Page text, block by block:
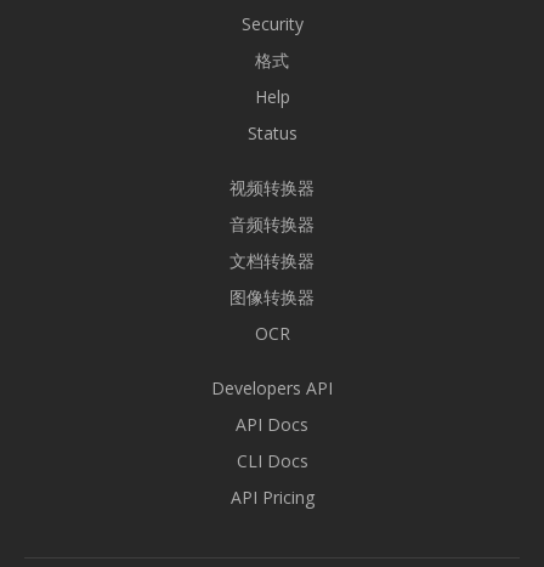
Security
格式
Help
Status
视频转换器
音频转换器
文档转换器
图像转换器
OCR
Developers API
API Docs
CLI Docs
API Pricing